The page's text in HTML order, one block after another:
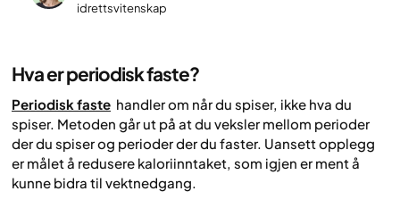
idrettsvitenskap
Hva er periodisk faste?
Periodisk faste handler om nårdu spiser, ikke hva du
spiser. Metoden går ut på at du veksler mellom perioder
der du spiser og perioder der du faster. Uansett opplegg
er målet å redusere kaloriinntaket, som igjen er ment å
kunne bidra til vektnedgang.